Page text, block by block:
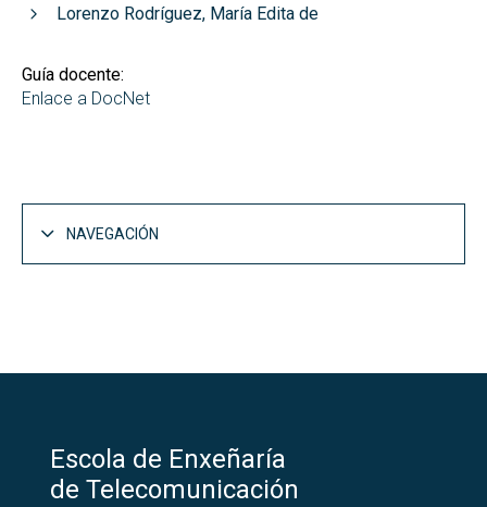
Lorenzo Rodríguez, María Edita de
Guía docente:
Enlace a DocNet
NAVEGACIÓN
Escola de Enxeñaría
de Telecomunicación